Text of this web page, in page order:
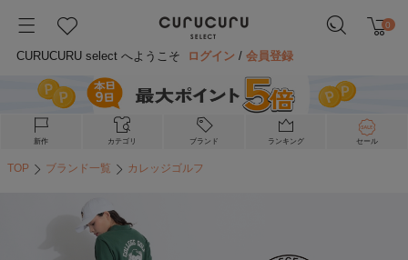
0
CURUCURU select へようこそ ログイン /会員登録
新作 カテゴリ ブランド ランキング セール
TOP ブランド一覧 カレッジゴルフ